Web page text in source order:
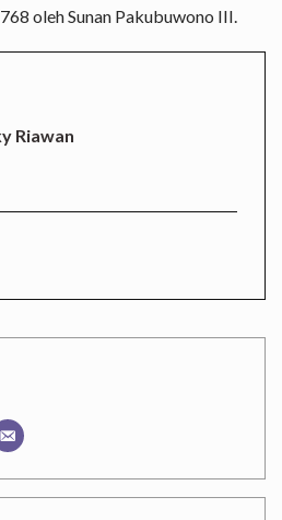
oleh Sunan Pakubuwono III.
Riawan